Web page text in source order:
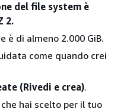
del file system è
2.
è di almeno 2.000 GiB.
come quando crei
(Rivedi e crea).
hai scelto per il tuo